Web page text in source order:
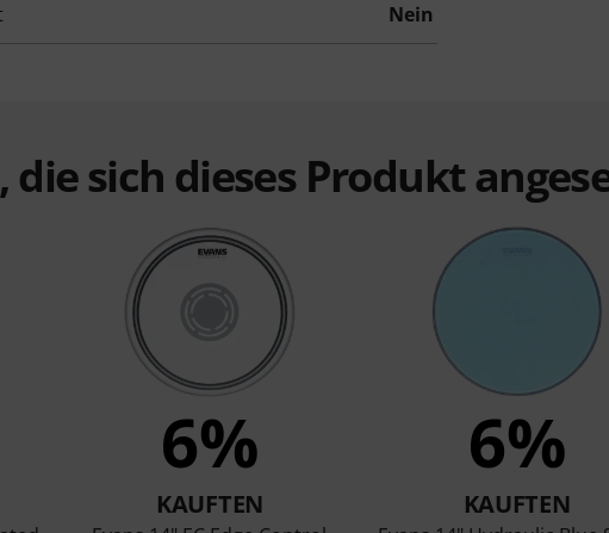
Nein
sich dieses Produkt
6%
KAUFTEN
6%
KAUFTEN